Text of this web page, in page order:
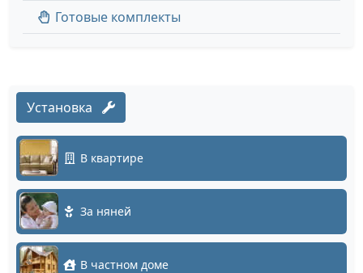
Готовые комплекты
Установка
В квартире
За няней
В частном доме